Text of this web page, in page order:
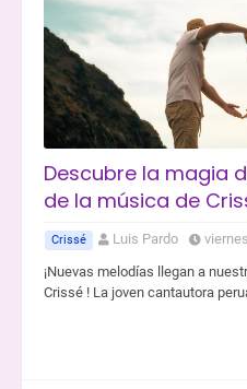
Descubre la magia
de la música de
Crissé Luis Pardo
¡Nuevas melodías llegan a
Crissé ! La joven cantautora